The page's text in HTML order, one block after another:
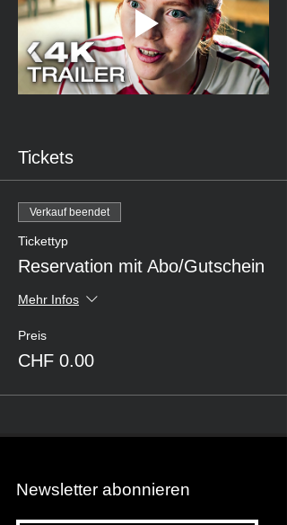
Tickets
Verkauf beendet
Tickettyp
Reservation mit Abo/Gutschein
Mehr Infos
Preis
CHF 0.00
Newsletter abonnieren